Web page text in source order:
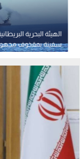
الهيئة البحرية
سفينة بمقذوف
"خصب" العمانية